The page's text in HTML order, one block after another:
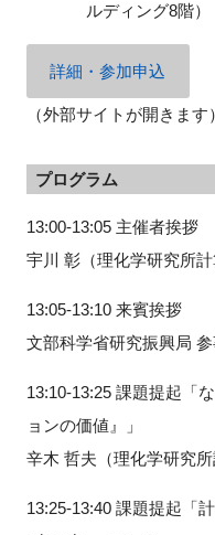
ルディング8階）
詳細・参加申込
（外部サイトが開きます）
プログラム
13:00-13:05 主催者挨拶
宇川 彰（理化学研究所
13:05-13:10 来賓挨拶
文部科学省研究振興局
13:10-13:25 課題提起「
ョンの価値』」
辛木 哲夫（理化学研究所
13:25-13:40 課題提起「